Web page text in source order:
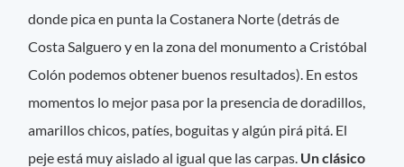
donde pica en punta la Costanera Norte (detrás de
Costa Salguero y en la zona del monumento a Cristóbal
Colón podemos obtener buenos resultados). En estos
momentos lo mejor pasa por la presencia de doradillos,
amarillos chicos, patíes, boguitas y algún pirá pitá. El
peje está muy aislado al igual que las carpas. Un clásico